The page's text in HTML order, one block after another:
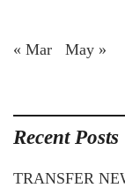
« Mar May »
Recent Posts
TRANSFER